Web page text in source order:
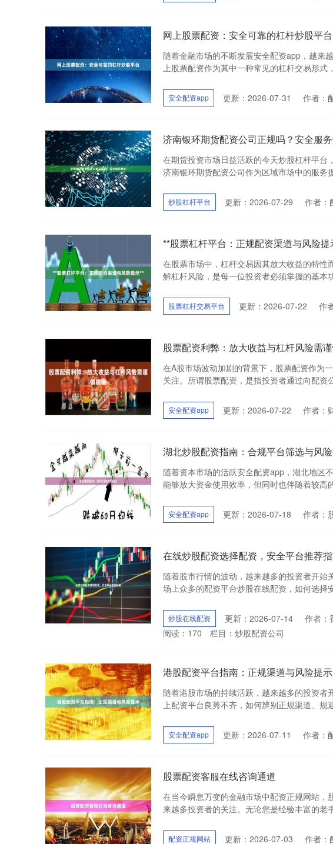
网上股票配资：安全可靠的杠杆炒股平台
随着金融市场的不断发展安全配资app，越来
上股票配资作为其中一种常见的杠杆交易形
安全配资app 更新：2026-07-31 作者：
济南银环期货配资公司正规吗？安全服
在期货投资市场日益活跃的今天炒股杠杆平台
济南银环期货配资公司作为区域市场中的服
炒股杠杆平台 更新：2026-07-29 作者：
**股票杠杆平台：正规配资渠道与风险提
在股票市场中，杠杆交易因其放大收益的特
解杠杆风险，是每一位投资者必须掌握的基
股票杠杆交易平台 更新：2026-07-22 作
股票配资利弊：放大收益与杠杆风险需
在A股市场波动加剧的背景下，股票配资作为
关注。所谓股票配资，是指投资者通过向配
安全配资app 更新：2026-07-22 作者：
湖北炒股配资指南：合规平台筛选与风
随着资本市场的活跃安全配资app，湖北地区
能够放大资金使用效率，但同时也伴随着较
安全配资app 更新：2026-07-18 作者：
在线炒股配资选择配资，安全平台推荐
随着股市行情的波动，越来越多的投资者开
场上众多的配资平台炒股在线配资，如何选
炒股在线配资 更新：2026-07-14
作者：
阅读： 170 栏目： 炒股配资公司
港股配资平台指南：正规渠道与风险提示
随着港股市场的持续活跃，越来越多的投资
上配资平台良莠不齐，如何辨别正规渠道、
安全配资app 更新：2026-07-11 作者：
股票配资客服在线咨询通道
在当今瞬息万变的金融市场中配资正规网站
来越多投资者的关注。无论您是经验丰富的
配资正规网站 更新：2026-07-03 作者：